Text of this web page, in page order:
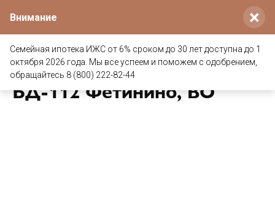
Внимание ×
Семейная ипотека ИЖС от 6% сроком до 30 лет доступна до 1
октября 2026 года. Мы все успеем и поможем с одобрением,
обращайтесь 8 (800) 222-82-44
Дом из клееного бруса
БД-112 Фетинино, ВО